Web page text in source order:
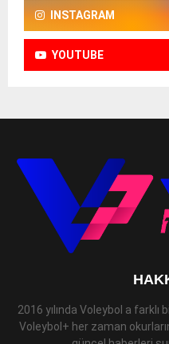
INSTAGRAM
YOUTUBE
2016 yılında Voleybol a
Voleybol+ her zaman